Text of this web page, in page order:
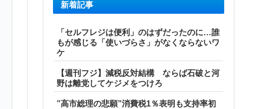
新着記事
「セルフレジは便利」のはずだったのに…誰
もが感じる「使いづらさ」がなくならないワ
ケ
【週刊フジ】減税反対結構 ならば石破と河
野は離党してケジメをつけろ
”高市総理の悲願”消費税1％表明も支持率初